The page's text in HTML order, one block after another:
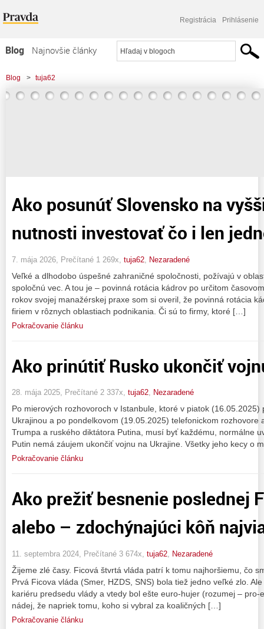
Registrácia Prihlásenie
Blog
Najnovšie články
Najčítanejšie články
Najkomentovanejšie články
Blog > tuja62
Ako posunúť Slovensko na
nutnosti investovať čo i len
7. mája 2026, Prečítané 1 269x, tuja62 Nezaradené
Veľké a dlhodobo úspešné zahraničné spoločnosti, požívajú v
spoločnú vec. A tou je – povinná rotácia kádrov po určitom
rokov svojej manažérskej praxe som si overil, že povinná rotácia
firiem v rôznych oblastiach podnikania. Či sú to firmy, ktoré […]
Pokračovanie článku
Ako prinútiť Rusko ukončiť
28. mája 2025, Prečítané 2 337x, tuja62, Nezaradené
Po mierových rozhovoroch v Istanbule, ktoré v piatok (16.05.2025)
Ukrajinou a po pondelkovom (19.05.2025) telefonickom rozhovore
Trumpa a ruského diktátora Putina, musí byť každému, normálne
Putin nemá záujem ukončiť vojnu na Ukrajine. Všetky jeho kecy o
Pokračovanie článku
Ako prežiť besnenie poslednej
alebo – zdochýnajúci kôň
11. septembra 2024, Prečítané 3 674x, tuja62 Nezaradené
Žijeme zlé časy. Ficová štvrtá vláda patrí k tomu najhoršiemu, čo
Prvá Ficova vláda (Smer, HZDS, SNS) bola tiež jedno veľké zlo.
kariéru predsedu vlády a vtedy bol ešte euro-hujer (rozumej – pro-
nádej, že napriek tomu, koho si vybral za koaličných […]
Pokračovanie článku